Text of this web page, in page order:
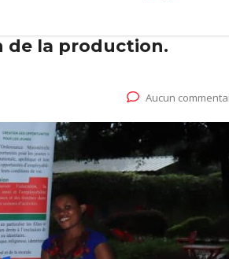
de la production.
Aucun